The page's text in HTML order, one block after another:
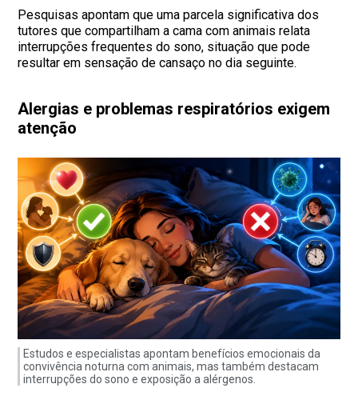
Pesquisas apontam que uma parcela significativa dos
tutores que compartilham a cama com animais relata
interrupções frequentes do sono, situação que pode
resultar em sensação de cansaço no dia seguinte.
Alergias e problemas respiratórios exigem
atenção
Estudos e especialistas apontam benefícios emocionais da
convivência noturna com animais, mas também destacam
interrupções do sono e exposição a alérgenos.